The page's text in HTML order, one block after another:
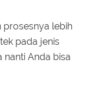
prosesnya lebih
pada jenis
Anda bisa